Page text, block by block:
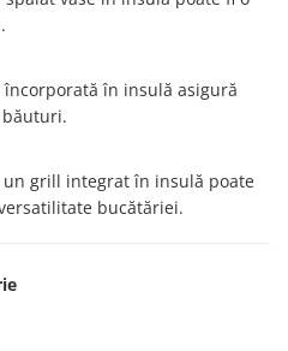
în insulă asigură
grill integrat în insulă poate
bucătăriei.